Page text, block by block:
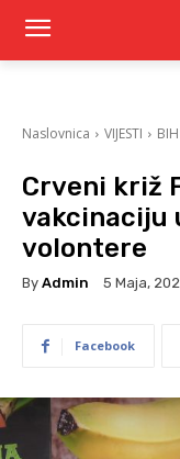
Naslovnica VIJESTI BIH
Crveni križ
vakcinaciju
volontere
By Admin 5 Maja,
Facebook